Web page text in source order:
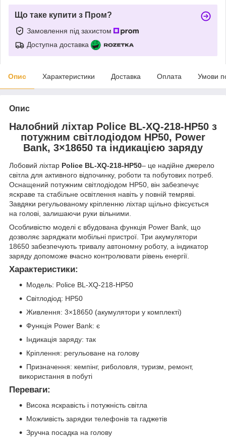
Що таке купити з Пром?
Замовлення під захистом
Доступна доставка
Опис Характеристики Доставка Оплата Умови
Опис
Налобний ліхтар Police BL-XQ-218-HP50 з
потужним світлодіодом HP50, Power
Bank, 3×18650 та індикацією заряду
Лобовий ліхтар Police BL-XQ-218-HP50– це надійне джерело
світла для активного відпочинку, роботи та побутових потреб.
Оснащений потужним світлодіодом HP50, він забезпечує
яскраве та стабільне освітлення навіть у повній темряві.
Завдяки регульованому кріпленню ліхтар щільно фіксується
на голові, залишаючи руки вільними.
Особливістю моделі є вбудована функція Power Bank, що
дозволяє заряджати мобільні пристрої. Три акумулятори
18650 забезпечують тривалу автономну роботу, а індикатор
заряду допоможе вчасно контролювати рівень енергії.
Характеристики:
Модель: Police BL-XQ-218-HP50
Світлодіод: HP50
Живлення: 3×18650 (акумулятори у комплекті)
Функція Power Bank: є
Індикація заряду: так
Кріплення: регульоване на голову
Призначення: кемпінг, риболовля, туризм, ремонт,
використання в побуті
Переваги:
Висока яскравість і потужність світла
Можливість зарядки телефонів та гаджетів
Зручна посадка на голову